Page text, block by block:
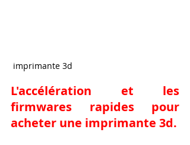
imprimante 3d
L'accélération et les
firmwares rapides pour
acheter une imprimante 3d.